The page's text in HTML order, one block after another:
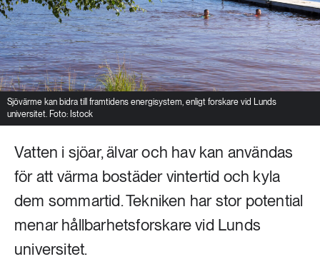
Sjövärme kan bidra till framtidens energisystem, enligt forskare vid Lunds
universitet. Foto: Istock
Vatten i sjöar, älvar och hav kan användas
för att värma bostäder vintertid och kyla
dem sommartid. Tekniken har stor potential
menar hållbarhetsforskare vid Lunds
universitet.